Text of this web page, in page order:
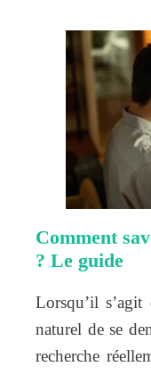
Comment
? Le guide
Lorsqu’il s’agit
naturel de se
recherche